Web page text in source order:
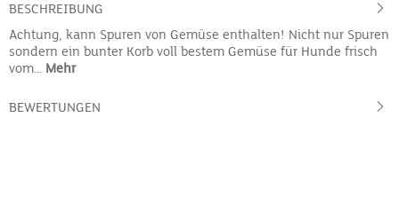
BESCHREIBUNG
Achtung, kann Spuren von Gemüse enthalten! Nicht nur Spuren
sondern ein bunter Korb voll bestem Gemüse für Hunde frisch
vom… Mehr
BEWERTUNGEN